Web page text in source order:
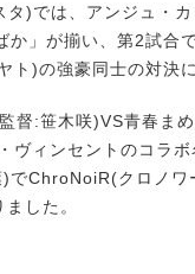
)では、アンジュ・カ
か」が揃い、第2試合
)の強豪同士の対決に
督:笹木咲)VS青春ま
ヴィンセントのコラ
ChroNoiR(クロノワ
した。